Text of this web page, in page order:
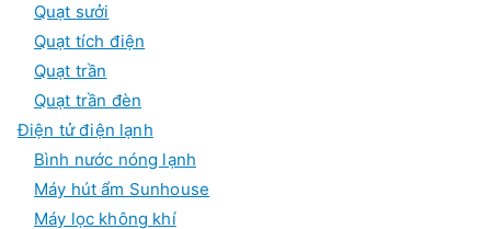
Quạt sưởi
Quạt tích điện
Quạt trần
Quạt trần đèn
Điện tử điện lạnh
Bình nước nóng lạnh
Máy hút ẩm Sunhouse
Máy lọc không khí